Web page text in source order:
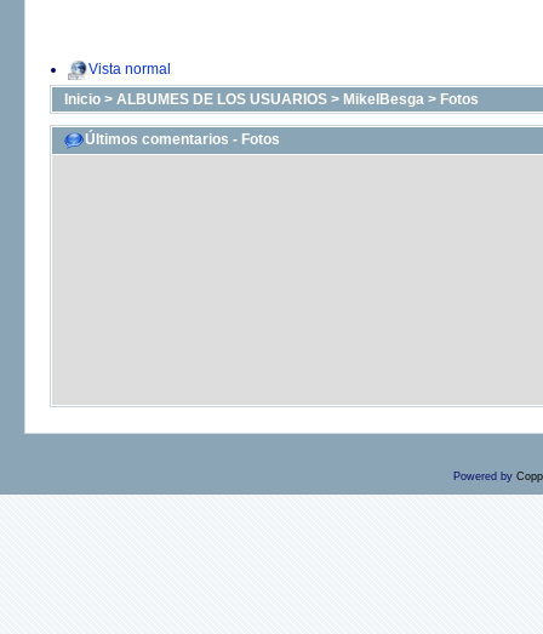
Vista normal
Inicio > ALBUMES DE LOS USUARIOS > MikelBesga > Fotos
Últimos comentarios - Fotos
Powered by